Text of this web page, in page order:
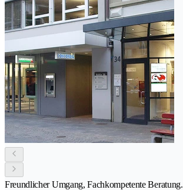
Freundlicher Umgang, Fachkompetente Beratung.